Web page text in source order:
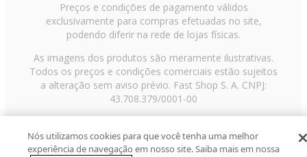
Preços e condições de pagamento válidos
exclusivamente para compras efetuadas no site,
podendo diferir na rede de lojas físicas.
As imagens dos produtos são meramente ilustrativas.
Todos os preços e condições comerciais estão sujeitos
a alteração sem aviso prévio. Fast Shop S. A. CNPJ:
43.708.379/0001-00
Paulo/SP, CEP 02029-001, Telefone: 11 3003-3728 ©
2013 Fast Shop - Todos os direitos reservadosRF
Nós utilizamos cookies para que você tenha uma melhor
experiência de navegação em nosso site. Saiba mais em nossa